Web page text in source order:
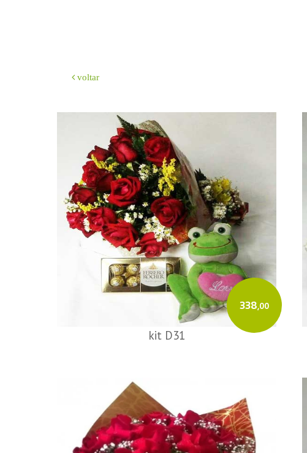
voltar
338,00
kit D31